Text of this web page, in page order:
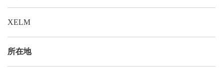
XELM
所在地